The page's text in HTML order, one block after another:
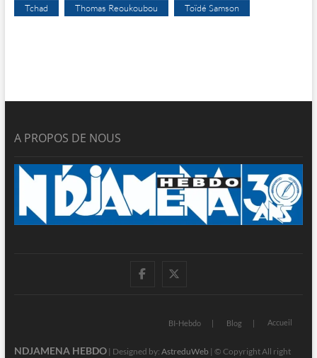
Tchad Thomas Reoukoubou Toïdé Samson
A PROPOS DE NOUS
facebook
BI-Hebdo Blog Accueil
NDJAMENA HEBDO| Designed by: AstreduWeb | © Copyright All right